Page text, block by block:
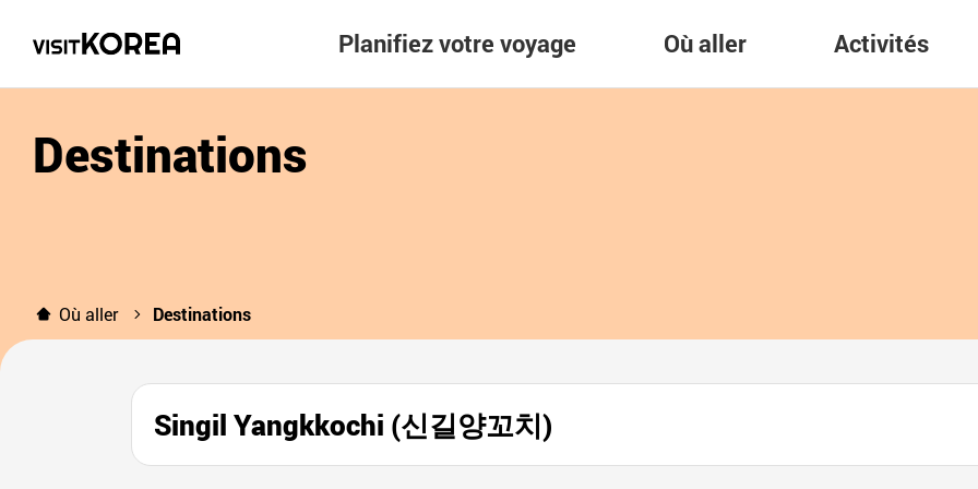
Planifiez votre voyage Où aller Activités
Destinations
Où aller Destinations
Singil Yangkkochi (신길양꼬치)